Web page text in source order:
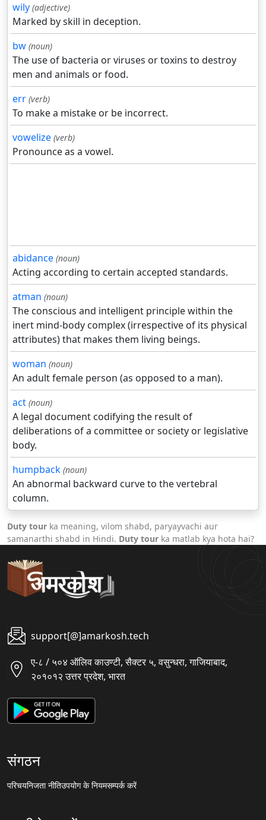
wily (adjective)
Marked by skill in deception.
bw (noun)
The use of bacteria or viruses or toxins to destroy
men and animals or food.
err (verb)
To make a mistake or be incorrect.
vowelize (verb)
Pronounce as a vowel.
abidance (noun)
Acting according to certain accepted standards.
atman (noun)
The conscious and intelligent principle within the
inert mind-body complex (irrespective of its physical
attributes) that makes them living beings.
woman (noun)
An adult female person (as opposed to a man).
act (noun)
A legal document codifying the result of
deliberations of a committee or society or legislative
body.
humpback (noun)
An abnormal backward curve to the vertebral
column.
Duty tour ka meaning, vilom shabd, paryayvachi aur
samanarthi shabd in Hindi. Duty tour ka matlab kya hota hai?
support[@]amarkosh.tech
ए-८ / ५०४ ऑलिव काउण्टी, सैक्टर ५, वसुन्धरा, गाजियाबाद,
२०१०१२ उत्तर प्रदेश, भारत
संगठन
परिचयनिजता नीतिउपयोग के नियमसम्पर्क करें